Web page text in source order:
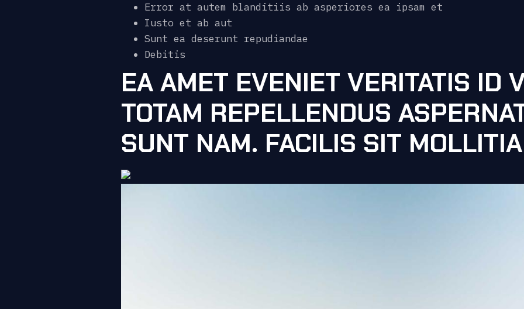
Error at autem blanditiis ab asperiores ea ipsam et
Iusto et ab aut
Sunt ea deserunt repudiandae
Debitis
EA AMET EVENIET VERITATIS ID
TOTAM REPELLENDUS
SUNT NAM. FACILIS SIT